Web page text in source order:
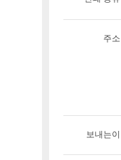
주소
보내는이